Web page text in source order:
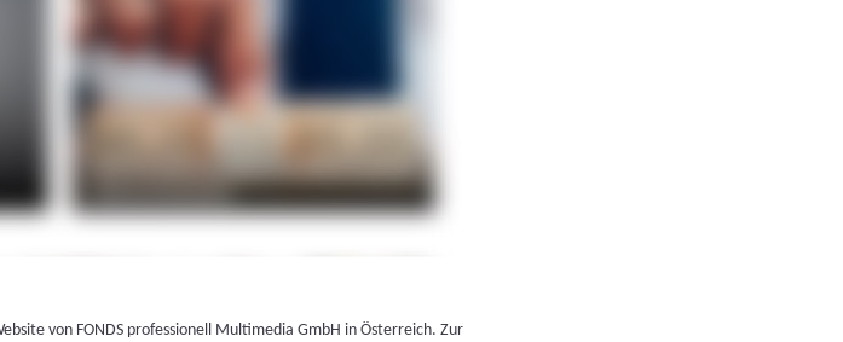
von FONDS professionell Multimedia GmbH in Österreich. Zur